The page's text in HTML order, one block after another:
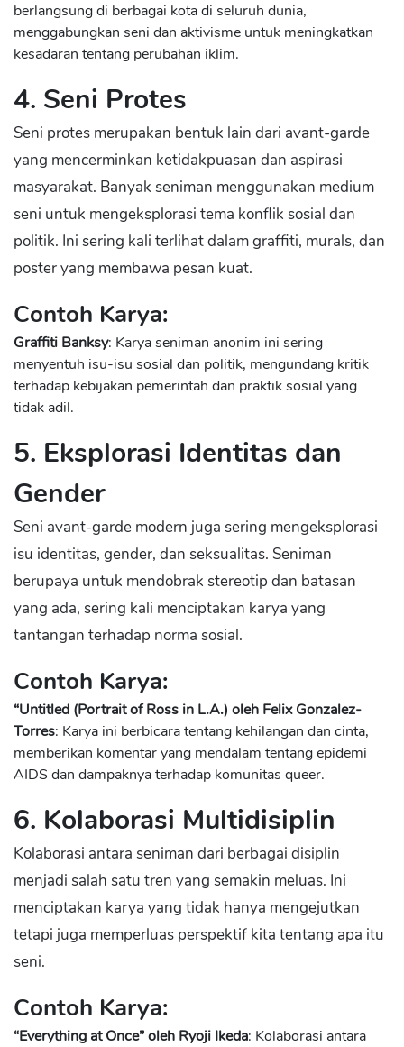
berlangsung di berbagai kota di seluruh dunia,
menggabungkan seni dan aktivisme untuk meningkatkan
kesadaran tentang perubahan iklim.
4. Seni Protes
Seni protes merupakan bentuk lain dari avant-garde
yang mencerminkan ketidakpuasan dan aspirasi
masyarakat. Banyak seniman menggunakan medium
seni untuk mengeksplorasi tema konflik sosial dan
politik. Ini sering kali terlihat dalam graffiti, murals, dan
poster yang membawa pesan kuat.
Contoh Karya:
Graffiti Banksy: Karya seniman anonim ini sering
menyentuh isu-isu sosial dan politik, mengundang kritik
terhadap kebijakan pemerintah dan praktik sosial yang
tidak adil.
5. Eksplorasi Identitas dan
Gender
Seni avant-garde modern juga sering mengeksplorasi
isu identitas, gender, dan seksualitas. Seniman
berupaya untuk mendobrak stereotip dan batasan
yang ada, sering kali menciptakan karya yang
tantangan terhadap norma sosial.
Contoh Karya:
“Untitled (Portrait of Ross in L.A.) oleh Felix Gonzalez-
Torres: Karya ini berbicara tentang kehilangan dan cinta,
memberikan komentar yang mendalam tentang epidemi
AIDS dan dampaknya terhadap komunitas queer.
6. Kolaborasi Multidisiplin
Kolaborasi antara seniman dari berbagai disiplin
menjadi salah satu tren yang semakin meluas. Ini
menciptakan karya yang tidak hanya mengejutkan
tetapi juga memperluas perspektif kita tentang apa itu
seni.
Contoh Karya:
“Everything at Once” oleh Ryoji Ikeda: Kolaborasi antara